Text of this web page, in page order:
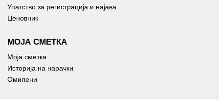
Упатство за регистрација и најава
Ценовник
МОЈА СМЕТКА
Моја сметка
Историја на нарачки
Омилени